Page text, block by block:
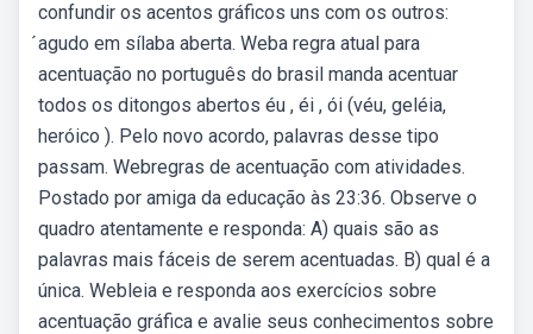
confundir os acentos gráficos uns com os outros:
́agudo em sílaba aberta. Weba regra atual para
acentuação no português do brasil manda acentuar
todos os ditongos abertos éu , éi , ói (véu, geléia,
heróico ). Pelo novo acordo, palavras desse tipo
passam. Webregras de acentuação com atividades.
Postado por amiga da educação às 23:36. Observe o
quadro atentamente e responda: A) quais são as
palavras mais fáceis de serem acentuadas. B) qual é a
única. Webleia e responda aos exercícios sobre
acentuação gráfica e avalie seus conhecimentos sobre